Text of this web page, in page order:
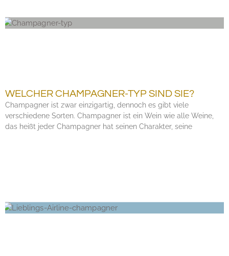
WELCHER CHAMPAGNER-TYP SIND SIE?
Champagner ist zwar einzigartig, dennoch es gibt viele
verschiedene Sorten. Champagner ist ein Wein wie alle Weine,
das heißt jeder Champagner hat seinen Charakter, seine